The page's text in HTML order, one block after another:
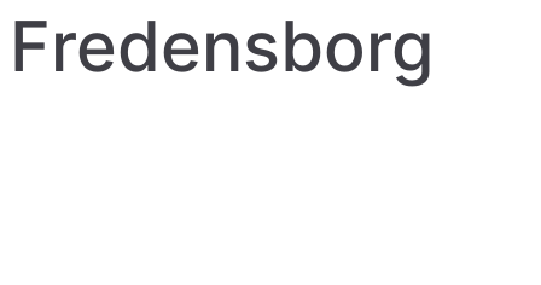
Fredensborg